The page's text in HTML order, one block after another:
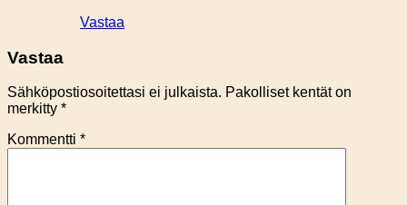
Vastaa
Vastaa
Sähköpostiosoitettasi ei julkaista. Pakolliset kentät on
merkitty *
Kommentti *